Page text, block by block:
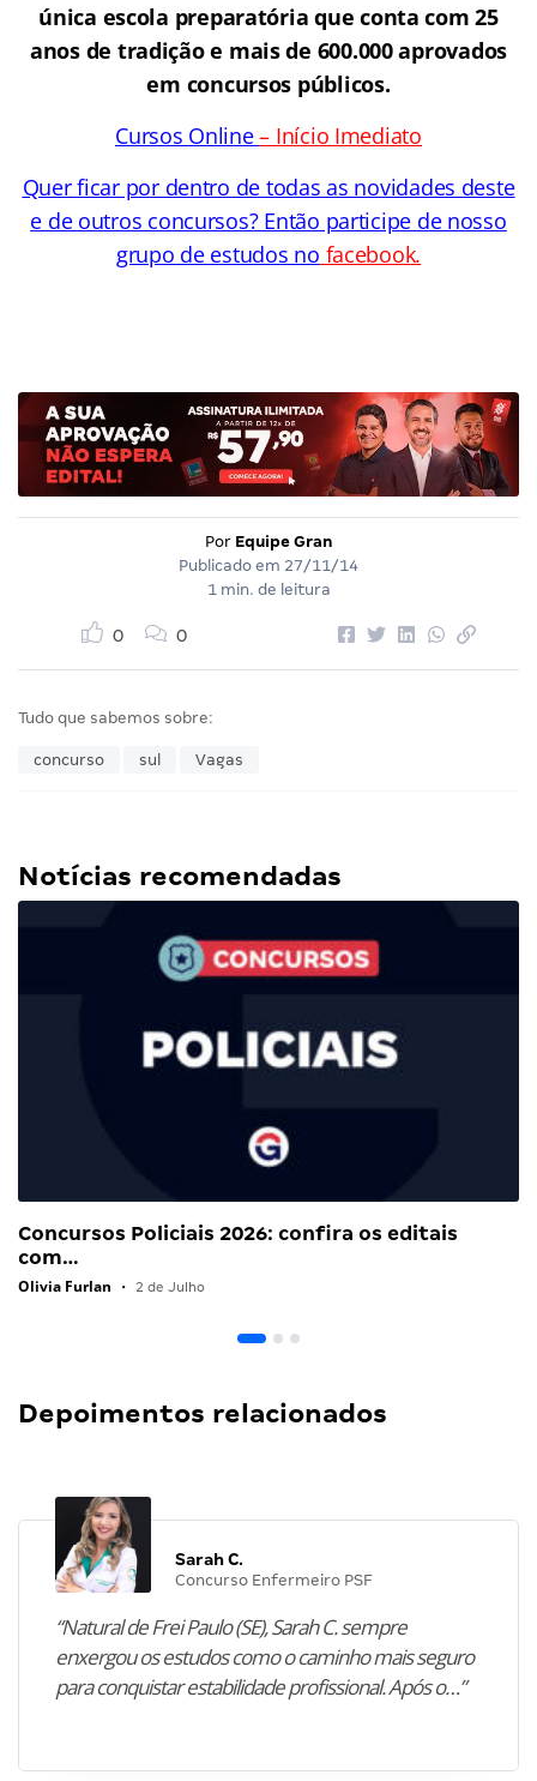
única escola preparatória que conta com 25
anos de tradição e mais de 600.000 aprovados
em concursos públicos.
Cursos Online– Início Imediato
Quer ficar por dentro de todas as novidades deste
e de outros concursos? Então participe de nosso
grupo de estudos no facebook.
Por Equipe Gran
Publicado em 27/11/14
1 min. de leitura
0 0
Tudo que sabemos sobre:
concurso sul Vagas
Notícias recomendadas
Concursos Policiais 2026: confira os editais
com…
Olivia Furlan • 2 de Julho
Depoimentos relacionados
Sarah C.
Concurso Enfermeiro PSF
“Natural de Frei Paulo (SE), Sarah C. sempre
enxergou os estudos como o caminho mais seguro
para conquistar estabilidade profissional. Após o…”